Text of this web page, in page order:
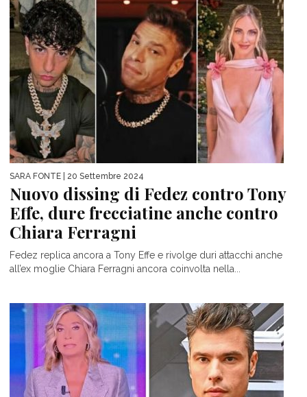
SARA FONTE | 20 Settembre 2024
Nuovo dissing di Fedez contro Tony
Effe, dure frecciatine anche contro
Chiara Ferragni
Fedez replica ancora a Tony Effe e rivolge duri attacchi anche
all’ex moglie Chiara Ferragni ancora coinvolta nella...